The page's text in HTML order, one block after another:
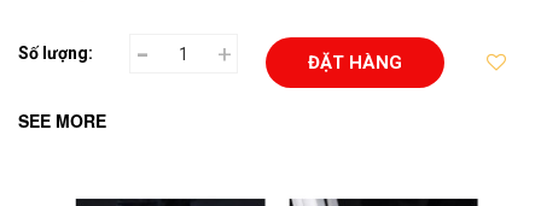
Số lượng: - + ĐẶT HÀNG
SEE MORE